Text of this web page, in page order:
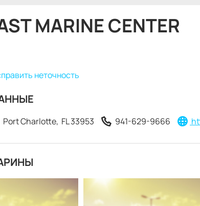
MARINE CENTER
неточность
Port Charlotte, FL 33953 941-629-9666